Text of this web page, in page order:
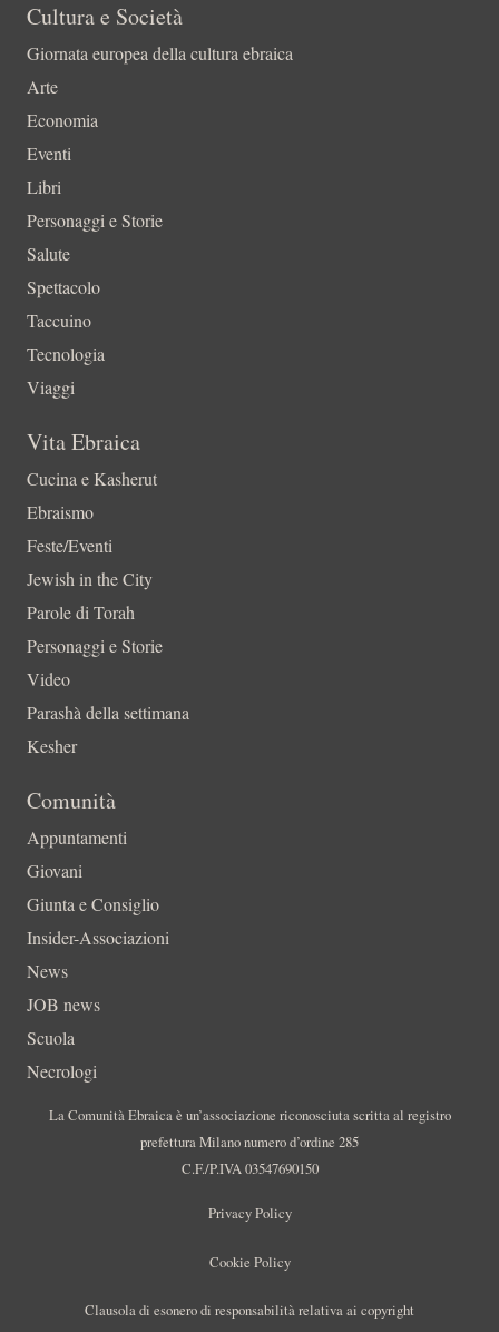
Cultura e Società
Giornata europea della cultura ebraica
Arte
Economia
Eventi
Libri
Personaggi e Storie
Salute
Spettacolo
Taccuino
Tecnologia
Viaggi
Vita Ebraica
Cucina e Kasherut
Ebraismo
Feste/Eventi
Jewish in the City
Parole di Torah
Personaggi e Storie
Video
Parashà della settimana
Kesher
Comunità
Appuntamenti
Giovani
Giunta e Consiglio
Insider-Associazioni
News
JOB news
Scuola
Necrologi
La Comunità Ebraica è un’associazione riconosciuta scritta al registro
prefettura Milano numero d’ordine 285
C.F./P.IVA 03547690150
Privacy Policy
Cookie Policy
Clausola di esonero di responsabilità relativa ai copyright